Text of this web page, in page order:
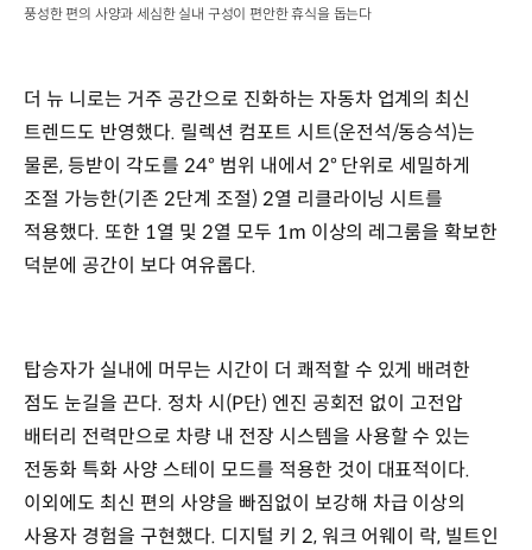
풍성한 편의 사양과 세심한 실내 구성이 편안한 휴식을 돕는다
더 뉴 니로는 거주 공간으로 진화하는 자동차 업계의 최신
트렌드도 반영했다. 릴렉션 컴포트 시트(운전석/동승석)는
물론, 등받이 각도를 24° 범위 내에서 2° 단위로 세밀하게
조절 가능한(기존 2단계 조절) 2열 리클라이닝 시트를
적용했다. 또한 1열 및 2열 모두 1m 이상의 레그룸을 확보한
덕분에 공간이 보다 여유롭다.
탑승자가 실내에 머무는 시간이 더 쾌적할 수 있게 배려한
점도 눈길을 끈다. 정차 시(P단) 엔진 공회전 없이 고전압
배터리 전력만으로 차량 내 전장 시스템을 사용할 수 있는
전동화 특화 사양 스테이 모드를 적용한 것이 대표적이다.
이외에도 최신 편의 사양을 빠짐없이 보강해 차급 이상의
사용자 경험을 구현했다. 디지털 키 2, 워크 어웨이 락, 빌트인